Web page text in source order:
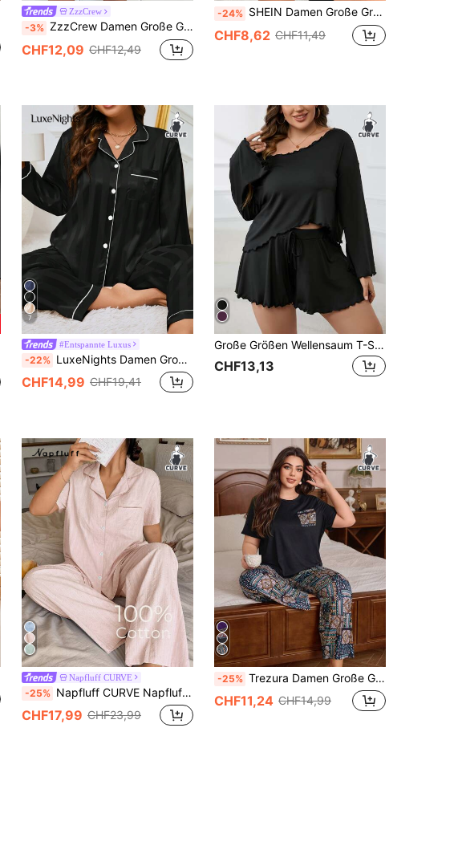
ZzzCrew
-3% ZzzCrew Damen Große Größen Pyjama Set, Rippstrick gestreift mit Herz Muster, Kontrast Spitzenbesatz, romantisch, süß, niedlich, sexy Trägerhemd & Shorts
CHF12,09 CHF12,49
-24% SHEIN Damen Große Größen Gestreifter Fledermausärmel T-Shirt und Shorts Lässig Pyjama Set, Outfit
CHF8,62 CHF11,49
7
#Entspannte Luxus
-22% LuxeNights Damen Große Größen Kontrast Paspel Satin Top & Hose Pyjama Set, Herbst Winter Kleidung kuschelig und elegant
CHF14,99 CHF19,41
Große Größen Wellensaum T-Shirt & Shorts Pyjama Set, gemütlich und elegant, Herbst-Winter Outfit
CHF13,13
Napfluff CURVE
-25% Napfluff CURVE Napfluff CURVE Große Größen Baumwoll-Jacquard Pyjama Set, eleganter, niedlicher minimalistischer Stil mit Kragen, Kurzarm & Lange Hose, geeignet als Oberbekleidung
CHF17,99 CHF23,99
-25% Trezura Damen Große Größen Schlafanzug Set, retro bedruckter Strick Rundhals Kurzarm Top und Hose 2-teiliges Pyjama Set, geeignet für alle Jahreszeiten, Outfits
CHF11,24 CHF14,99